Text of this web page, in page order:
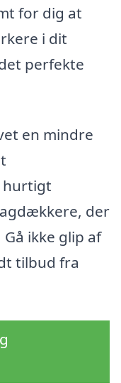
for dig at
i dit
perfekte
en mindre
hurtigt
der
ikke glip af
tilbud fra